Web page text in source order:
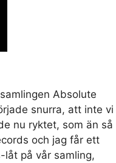
Absolute
snurra, att inte vi
nu ryktet, som än så
och jag får ett
låt på vår samling,